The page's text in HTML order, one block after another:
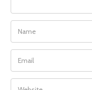
NAME
EMAIL
WEBSITE